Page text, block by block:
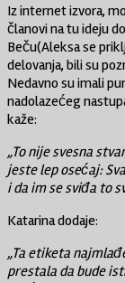
Iz internet izvora,
članovi na tu ideju
Beču(Aleksa se
delovanja, bili su
Nedavno su imali
nadolazećeg
kaže:
„To nije svesna
jeste lep osećaj:
i da im se sviđa to
Katarina dodaje:
„Ta etiketa
prestala da bude